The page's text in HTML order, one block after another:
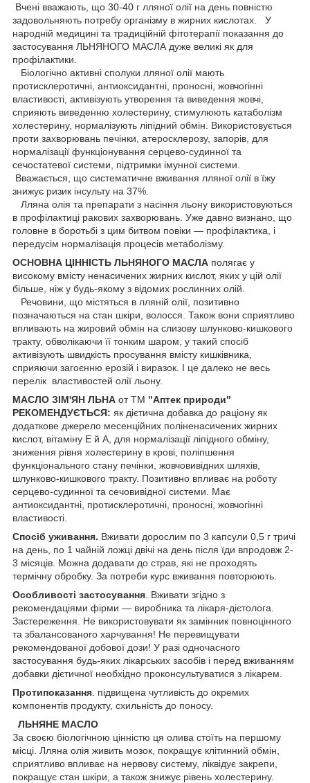
Вчені вважають, що 30-40 г лляної олії на день повністю
задовольняють потребу організму в жирних кислотах. У
народній медицині та традиційній фітотерапії показання до
застосування ЛЬНЯНОГО МАСЛА дуже великі як для
профілактики.
Біологічно активні сполуки лляної олії мають
протисклеротичні, антиоксидантні, проносні, жовчогінні
властивості, активізують утворення та виведення жовчі,
сприяють виведенню холестерину, стимулюють катаболізм
холестерину, нормалізують ліпідний обмін. Використовується
проти захворювань печінки, атеросклерозу, запорів, для
нормалізації функціонування серцево-судинної та
сечостатевої системи, підтримки імунної системи.
Вважається, що систематичне вживання лляної олії в їжу
знижує ризик інсульту на 37%.
Лляна олія та препарати з насіння льону використовуються
в профілактиці ракових захворювань. Уже давно визнано, що
головне в боротьбі з цим битвом повіки — профілактика, і
передусім нормалізація процесів метаболізму.
ОСНОВНА ЦІННІСТЬ ЛЬНЯНОГО МАСЛА полягає у
високому вмісту ненасичених жирних кислот, яких у цій олії
більше, ніж у будь-якому з відомих рослинних олій.
Речовини, що містяться в лляній олії, позитивно
позначаються на стан шкіри, волосся. Також вони сприятливо
впливають на жировий обмін на слизову шлунково-кишкового
тракту, обволікаючи її тонким шаром, у такий спосіб
активізують швидкість просування вмісту кишківника,
сприяючи загоєнню ерозій і виразок. І це далеко не весь
перелік властивостей олії льону.
МАСЛО ЗІМ'ЯН ЛЬНА от ТМ "Аптек природи"
РЕКОМЕНДУЄТЬСЯ: як дієтична добавка до раціону як
додаткове джерело месенційних поліненасичених жирних
кислот, вітаміну Е й А, для нормалізації ліпідного обміну,
зниження рівня холестерину в крові, поліпшення
функціонального стану печінки, жовчовивідних шляхів,
шлунково-кишкового тракту. Позитивно впливає на роботу
серцево-судинної та сечовивідної системи. Має
антиоксидантні, протисклеротичні, проносні, жовчогінні
властивості.
Спосіб уживання. Вживати дорослим по 3 капсули 0,5 г тричі
на день, по 1 чайній ложці двічі на день після їди впродовж 2-
3 місяців. Можна додавати до страв, які не проходять
термічну обробку. За потреби курс вживання повторюють.
Особливості застосування . Вживати згідно з
рекомендаціями фірми — виробника та лікаря-дієтолога.
Застереження. Не використовувати як замінник повноцінного
та збалансованого харчування! Не перевищувати
рекомендованої добової дози! У разі одночасного
застосування будь-яких лікарських засобів і перед вживанням
добавки дієтичної необхідно проконсультуватися з лікарем.
Протипоказання . підвищена чутливість до окремих
компонентів продукту, схильність до поносу.
ЛЬНЯНЕ МАСЛО
За своєю біологічною цінністю ця олива стоїть на першому
місці. Лляна олія живить мозок, покращує клітинний обмін,
сприятливо впливає на нервову систему, ліквідує закрепи,
покращує стан шкіри, а також знижує рівень холестерину.